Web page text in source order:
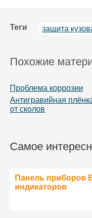
Теги защита
Похожие
Проблема коррозии
Антигравийная
от сколов
Самое
Панель приборов
индикаторов